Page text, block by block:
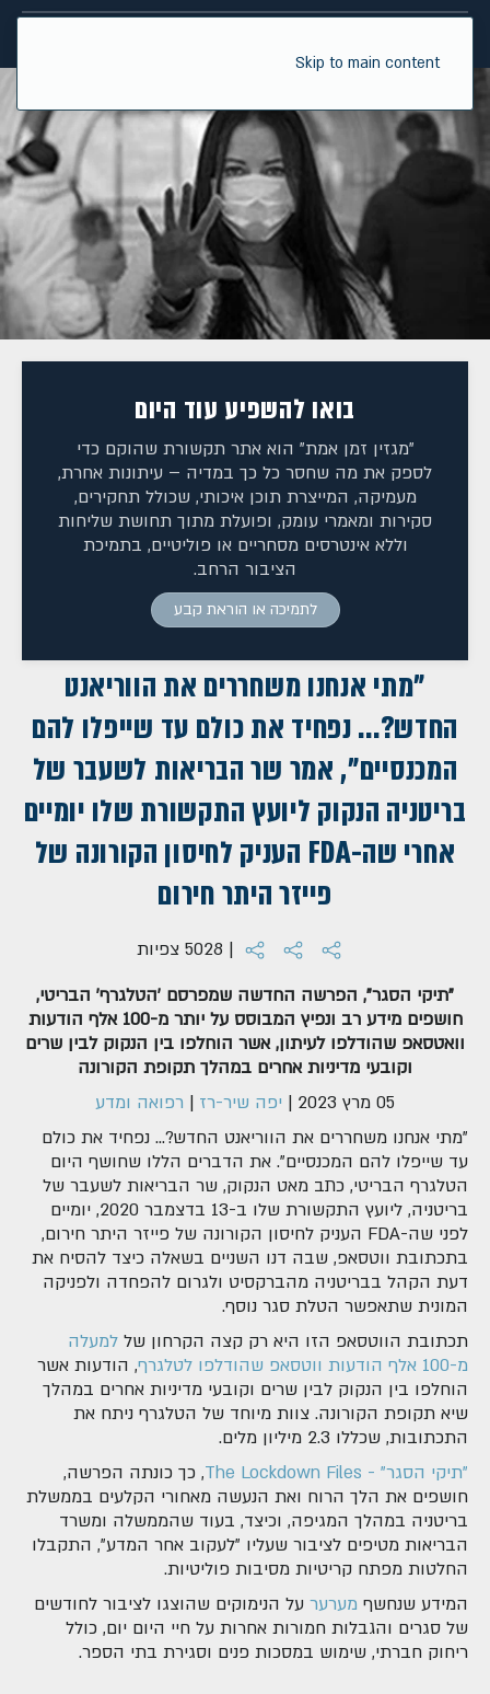
Skip to main content
בואו להשפיע עוד היום
"מגזין זמן אמת" הוא אתר תקשורת שהוקם כדי
לספק את מה שחסר כל כך במדיה – עיתונות אחרת,
מעמיקה, המייצרת תוכן איכותי, שכולל תחקירים,
סקירות ומאמרי עומק, ופועלת מתוך תחושת שליחות
וללא אינטרסים מסחריים או פוליטיים, בתמיכת
הציבור הרחב.
לתמיכה או הוראת קבע
"מתי אנחנו משחררים את הווריאנט
החדש?... נפחיד את כולם עד שייפלו להם
המכנסיים", אמר שר הבריאות לשעבר של
בריטניה הנקוק ליועץ התקשורת שלו יומיים
אחרי שה-FDA העניק לחיסון הקורונה של
פייזר היתר חירום
| 5028 צפיות
"תיקי הסגר", הפרשה החדשה שמפרסם 'הטלגרף' הבריטי,
חושפים מידע רב ונפיץ המבוסס על יותר מ-100 אלף הודעות
וואטסאפ שהודלפו לעיתון, אשר הוחלפו בין הנקוק לבין שרים
וקובעי מדיניות אחרים במהלך תקופת הקורונה
05 מרץ 2023
| יפה שיר-רז | רפואה ומדע
"מתי אנחנו משחררים את הווריאנט החדש?... נפחיד את כולם
עד שייפלו להם המכנסיים". את הדברים הללו שחושף היום
הטלגרף הבריטי, כתב מאט הנקוק, שר הבריאות לשעבר של
בריטניה, ליועץ התקשורת שלו ב-13 בדצמבר 2020, יומיים
לפני שה-FDA העניק לחיסון הקורונה של פייזר היתר חירום,
בתכתובת ווטסאפ, שבה דנו השניים בשאלה כיצד להסיח את
דעת הקהל בבריטניה מהברקסיט ולגרום להפחדה ולפניקה
המונית שתאפשר הטלת סגר נוסף.
תכתובת הווטסאפ הזו היא רק קצה הקרחון של למעלה
מ-100 אלף הודעות ווטסאפ שהודלפו לטלגרף
, הודעות אשר
הוחלפו בין הנקוק לבין שרים וקובעי מדיניות אחרים במהלך
שיא תקופת הקורונה. צוות מיוחד של הטלגרף ניתח את
התכתובות, שכללו 2.3 מיליון מלים.
"תיקי הסגר" - The Lockdown Files
, כך כונתה הפרשה,
חושפים את הלך הרוח ואת הנעשה מאחורי הקלעים בממשלת
בריטניה במהלך המגיפה, וכיצד, בעוד שהממשלה ומשרד
הבריאות מטיפים לציבור שעליו "לעקוב אחר המדע", התקבלו
החלטות מפתח קריטיות מסיבות פוליטיות.
המידע שנחשף מערער על הנימוקים שהוצגו לציבור לחודשים
של סגרים והגבלות חמורות אחרות על חיי היום יום, כולל
ריחוק חברתי, שימוש במסכות פנים וסגירת בתי הספר.